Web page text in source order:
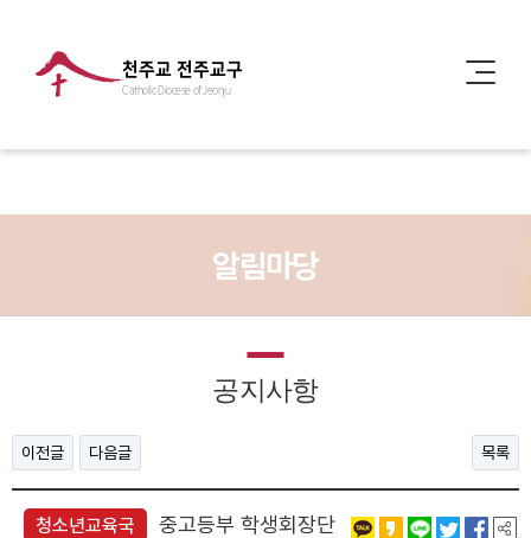
천주교 전주교구
Catholic Diocese of Jeonju
알림마당
공지사항
이전글 다음글 목록
청소년교육국
중고등부 학생회장단